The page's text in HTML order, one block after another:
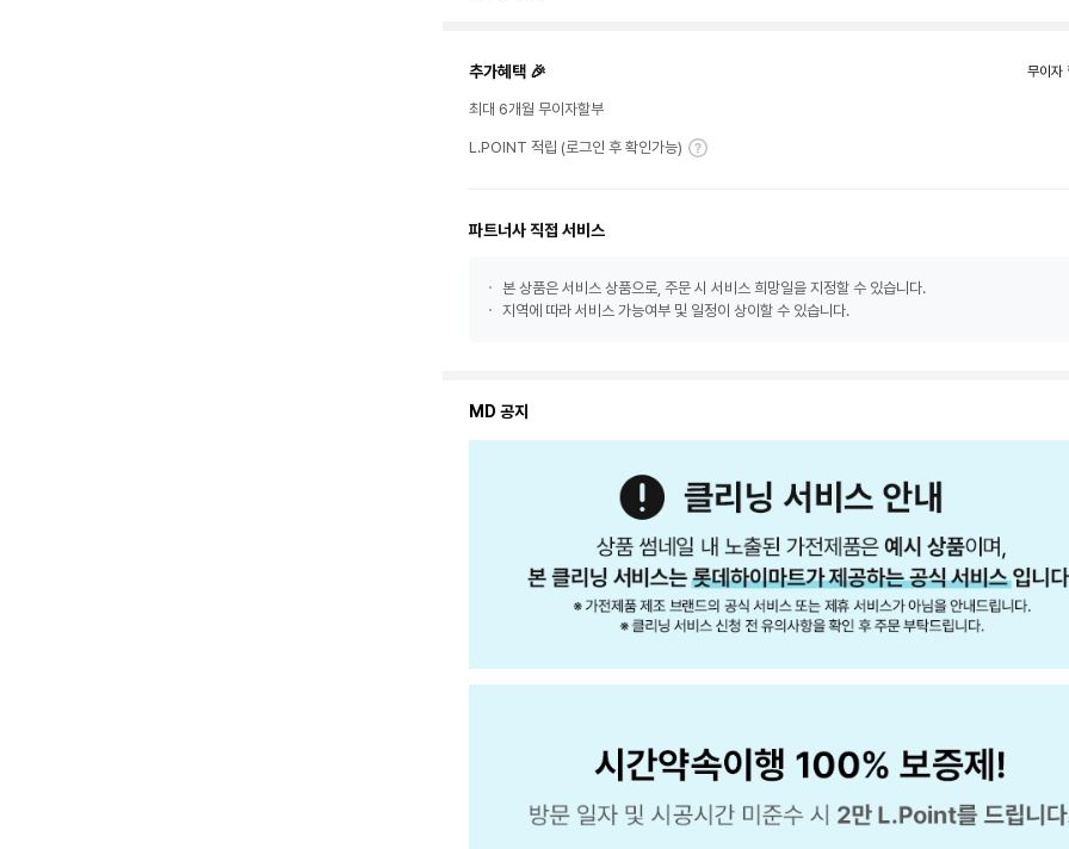
추가혜택 🎉 무이자
최대 6개월 무이자할부
L.POINT 적립 (로그인 후 확인가능)
파트너사 직접 서비스
본 상품은 서비스 상품으로, 주문 시 서비스 희망일을 지정할 수 있습니다.
지역에 따라 서비스 가능여부 및 일정이 상이할 수 있습니다.
MD 공지